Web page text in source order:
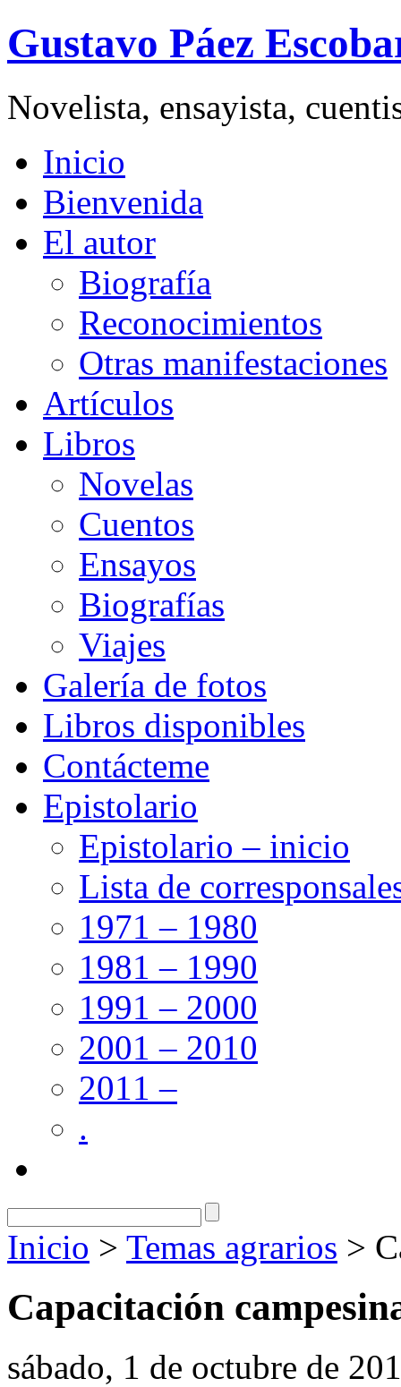
Gustavo Páez
Novelista, ensayista,
Inicio
Bienvenida
El autor
Biografía
Reconocimientos
Otras manifestaciones
Artículos
Libros
Novelas
Cuentos
Ensayos
Biografías
Viajes
Galería de fotos
Libros disponibles
Contácteme
Epistolario
Epistolario – inicio
Lista de
1971 – 1980
1981 – 1990
1991 – 2000
2001 – 2010
2011 –
.
Inicio > Temas agrarios >
Capacitación
sábado, 1 de octubre de